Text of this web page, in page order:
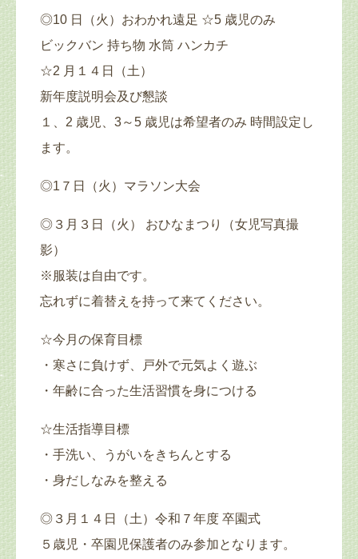
◎10 日（火）おわかれ遠足 ☆5 歳児のみ
ビックバン 持ち物 水筒 ハンカチ
☆2 月１４日（土）
新年度説明会及び懇談
１、2 歳児、3～5 歳児は希望者のみ 時間設定し
ます。
◎1７日（火）マラソン大会
◎３月３日（火） おひなまつり（女児写真撮
影）
※服装は自由です。
忘れずに着替えを持って来てください。
☆今月の保育目標
・寒さに負けず、戸外で元気よく遊ぶ
・年齢に合った生活習慣を身につける
☆生活指導目標
・手洗い、うがいをきちんとする
・身だしなみを整える
◎３月１４日（土）令和７年度 卒園式
５歳児・卒園児保護者のみ参加となります。